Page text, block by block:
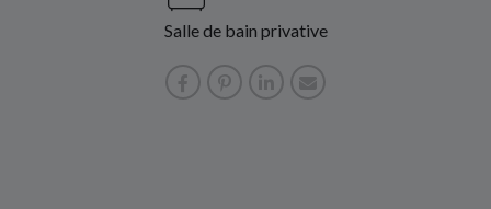
Salle de bain privative